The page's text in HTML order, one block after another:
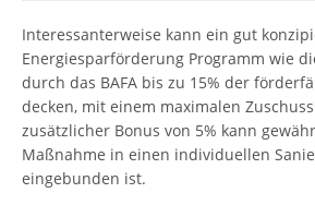
Interessanterweise kann ein gut
Energiesparförderung Programm wie
durch das BAFA bis zu 15% der
decken, mit einem maximalen
zusätzlicher Bonus von 5% kann
Maßnahme in einen individuellen
eingebunden ist.